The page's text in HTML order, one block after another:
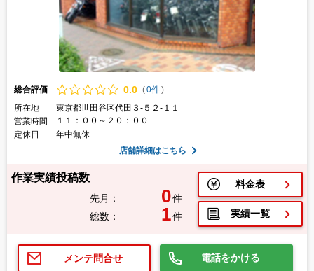
総合評価 0.0 (0件)
所在地
東京都世田谷区代田３-５２-１１
営業時間
１１：００～２０：００
定休日
年中無休
店舗詳細はこちら
作業実績投稿数
先月： 0件
総数：
1件
料金表
実績一覧
メンテ問合せ 電話をかける